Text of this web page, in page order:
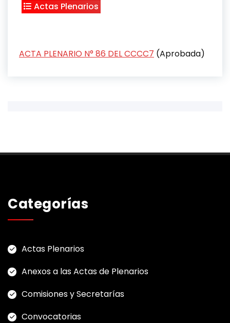
Actas Plenarios
ACTA PLENARIO N° 86 DEL CCCC7 (Aprobada)
Categorías
Actas Plenarios
Anexos a las Actas de Plenarios
Comisiones y Secretarías
Convocatorias